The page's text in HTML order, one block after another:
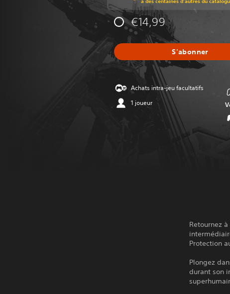
€14,99
S'abonner
Achats intra-jeu facultatifs
1 joueur
Retournez
Protection
Plongez
durant son